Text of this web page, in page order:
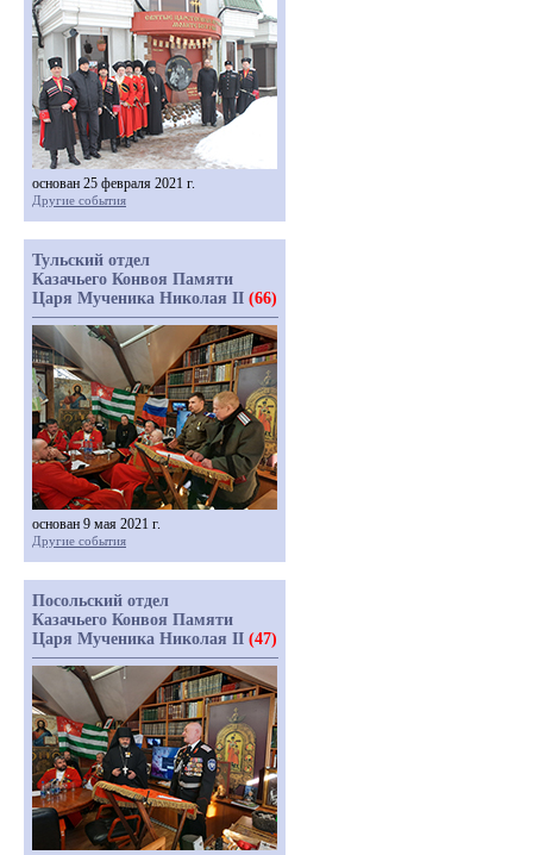
основан 25 февраля 2021 г.
Другие события
Тульский отдел
Казачьего Конвоя Памяти
Царя Мученика Николая II (66)
основан 9 мая 2021 г.
Другие события
Посольский отдел
Казачьего Конвоя Памяти
Царя Мученика Николая II (47)